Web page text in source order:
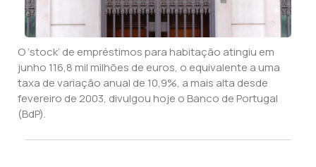
O ‘stock’ de empréstimos para habitação atingiu em
junho 116,8 mil milhões de euros, o equivalente a uma
taxa de variação anual de 10,9%, a mais alta desde
fevereiro de 2003, divulgou hoje o Banco de Portugal
(BdP).